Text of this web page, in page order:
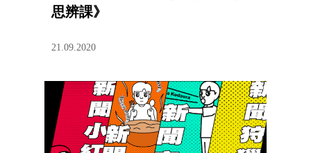
思辨課》
21.09.2020